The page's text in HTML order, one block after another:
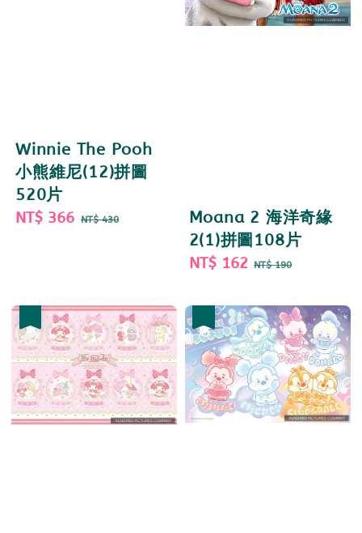
Winnie The Pooh
小熊維尼(12)拼圖
520片
Sale
NT$ 366 Regular
NT$ 430
Moana 2 海洋奇緣
2(1)拼圖108片
Sale
NT$ 162 Regular
NT$ 190